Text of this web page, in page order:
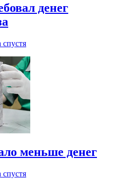
денег
спустя
меньше денег
спустя